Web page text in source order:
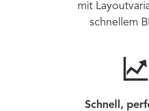
mit
schnellem
Schnell,